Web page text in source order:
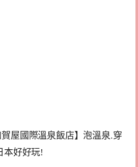
屋國際溫泉飯店】泡溫泉.穿
本好好玩!